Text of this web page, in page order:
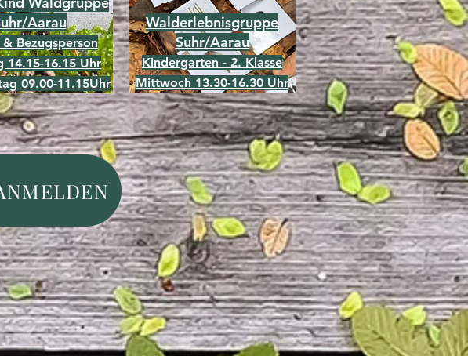
Aarau
Bezugsperson
14.15-16.15 Uhr
09.00-11.15Uhr
Walderlebnisgruppe
Suhr/Aarau
Kindergarten - 2. Klasse
Mittwoch 13.30-16.30 Uhr